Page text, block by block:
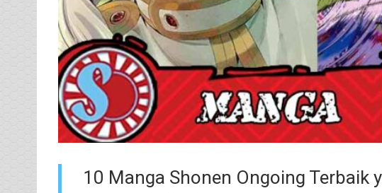
10 Manga Shonen Ongoing Terbaik